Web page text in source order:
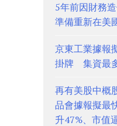
5年前因財務
準備重新在美
京東工業據報
掛牌 集資最
再有美股中概
品會據報擬最
升47%、市值